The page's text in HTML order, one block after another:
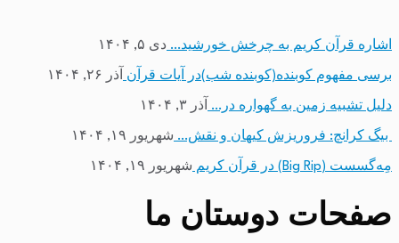
اشاره قرآن کریم به چرخش خورشید… دی ۵, ۱۴۰۴
برسی مفهوم کوبنده(کوبنده شب)در آیات قرآن آذر ۲۶, ۱۴۰۴
دلیل تشبیه زمین به گهواره در… آذر ۳, ۱۴۰۴
بیگ کرانچ: فروریزش کیهان و نقش… شهریور ۱۹, ۱۴۰۴
مِه‌گسست (Big Rip) در قرآن کریم شهریور ۱۹, ۱۴۰۴
صفحات دوستان ما